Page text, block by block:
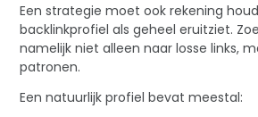
Een strategie moet ook rekening
backlinkprofiel als geheel eruitziet.
namelijk niet alleen naar losse links,
patronen.
Een natuurlijk profiel bevat meestal: